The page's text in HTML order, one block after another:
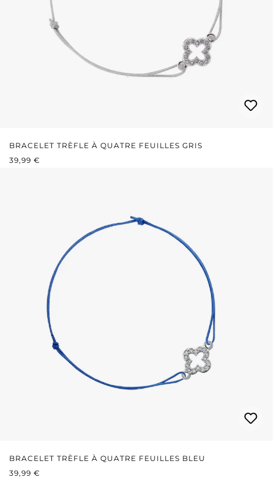
BRACELET TRÈFLE À QUATRE FEUILLES GRIS
PRIX RÉGULIER :
39,99 €
BRACELET TRÈFLE À QUATRE FEUILLES BLEU
PRIX RÉGULIER :
39,99 €